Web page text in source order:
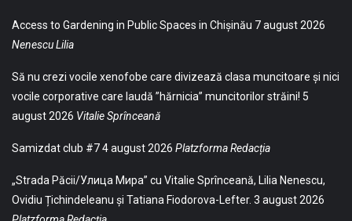
Access to Gardening in Public Spaces in Chișinău 7 august 2026
Nenescu Lilia
Să nu crezi vocile xenofobe care divizează clasa muncitoare și nici
vocile corporative care laudă ”hărnicia” muncitorilor străini! 5
august 2026 Vitalie Sprînceană
Samizdat club #74 august 2026 Platzforma Redacția
„Strada Păcii/Улица Мира” cu Vitalie Sprînceană, Lilia Nenescu,
Ovidiu Țichindeleanu și Tatiana Fiodorova-Lefter. 3 august 2026